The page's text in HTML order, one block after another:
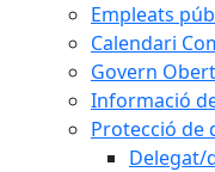
Empleats
Calendari
Govern
Informació
Protecció de
Delegat/